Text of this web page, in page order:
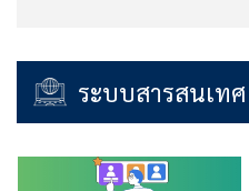
ระบบสารสนเท